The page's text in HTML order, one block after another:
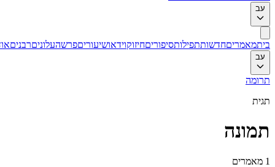
עב
ביתמאמריםחדשותתפילותסיפוריםחיזוקוידאושיעוריםפרשהעלוניםרבנים
עב
תרומה
תגית
תמונה
1 מאמרים